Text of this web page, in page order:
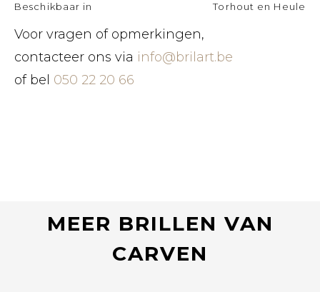
Beschikbaar in
Torhout en Heule
Voor vragen of opmerkingen,
contacteer ons via info@brilart.be
of bel 050 22 20 66
MEER BRILLEN VAN
CARVEN